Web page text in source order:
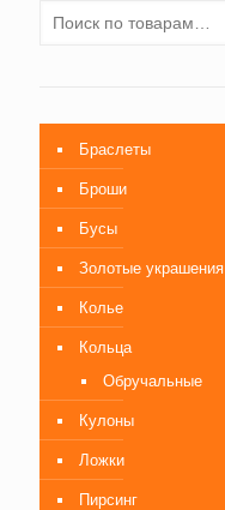
Браслеты
Броши
Бусы
Золотые украшения
Колье
Кольца
Обручальные
Кулоны
Ложки
Пирсинг